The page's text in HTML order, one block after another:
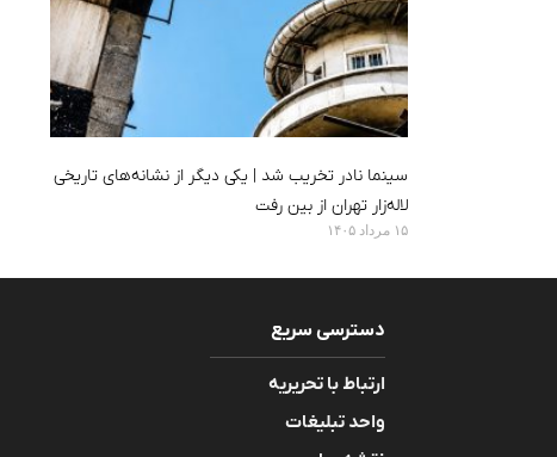
سینما نادر تخریب شد | یکی دیگر از نشانه‌های تاریخی
لاله‌زار تهران از بین رفت
۱۵ مرداد ۱۴۰۵
دسترسی سریع
ارتباط با تحریریه
واحد تبلیغات